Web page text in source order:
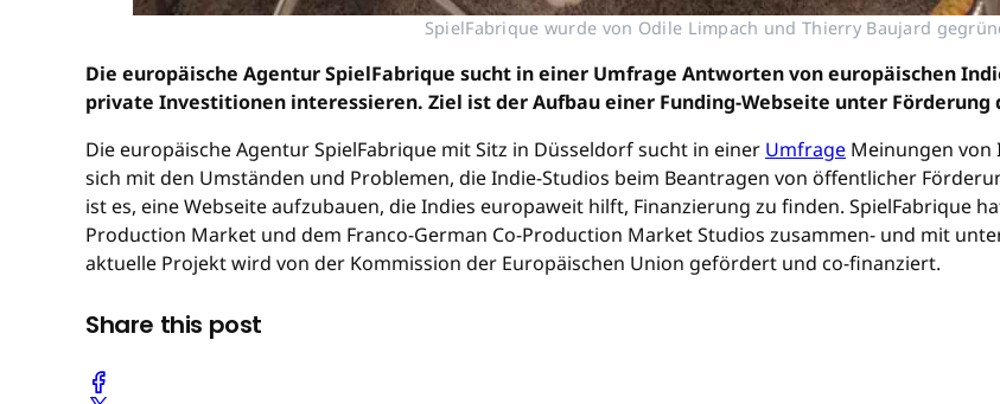
SpielFabrique wurde von Odile Limpach und Thierry Baujard
Die europäische Agentur SpielFabrique sucht in einer Umfrage Antworten von europäischen
private Investitionen interessieren. Ziel ist der Aufbau einer Funding-Webseite unter Förderung
Die europäische Agentur SpielFabrique mit Sitz in Düsseldorf sucht in einer Umfrage Meinungen von
sich mit den Umständen und Problemen, die Indie-Studios beim Beantragen von öffentlicher
ist es, eine Webseite aufzubauen, die Indies europaweit hilft, Finanzierung zu finden. SpielFabrique
Production Market und dem Franco-German Co-Production Market Studios zusammen- und mit
aktuelle Projekt wird von der Kommission der Europäischen Union gefördert und co-finanziert.
Share this post